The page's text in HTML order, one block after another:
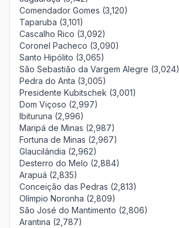
Comendador Gomes (3,120)
Taparuba (3,101)
Cascalho Rico (3,092)
Coronel Pacheco (3,090)
Santo Hipólito (3,065)
São Sebastião da Vargem Alegre (3,024)
Pedra do Anta (3,005)
Presidente Kubitschek (3,001)
Dom Viçoso (2,997)
Ibituruna (2,996)
Maripá de Minas (2,987)
Fortuna de Minas (2,967)
Glaucilândia (2,962)
Desterro do Melo (2,884)
Arapuá (2,835)
Conceição das Pedras (2,813)
Olímpio Noronha (2,809)
São José do Mantimento (2,806)
Arantina (2,787)